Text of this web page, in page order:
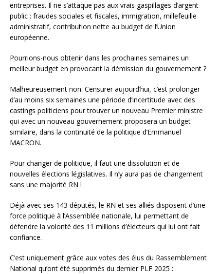
entreprises. Il ne s’attaque pas aux vrais gaspillages d’argent
public : fraudes sociales et fiscales, immigration, millefeuille
administratif, contribution nette au budget de l’Union
européenne.
Pourrions-nous obtenir dans les prochaines semaines un
meilleur budget en provocant la démission du gouvernement ?
Malheureusement non. Censurer aujourd’hui, c’est prolonger
d’au moins six semaines une période d’incertitude avec des
castings politiciens pour trouver un nouveau Premier ministre
qui avec un nouveau gouvernement proposera un budget
similaire, dans la continuité de la politique d’Emmanuel
MACRON.
Pour changer de politique, il faut une dissolution et de
nouvelles élections législatives. Il n’y aura pas de changement
sans une majorité RN !
Déjà avec ses 143 députés, le RN et ses alliés disposent d’une
force politique à l’Assemblée nationale, lui permettant de
défendre la volonté des 11 millions d’électeurs qui lui ont fait
confiance.
C’est uniquement grâce aux votes des élus du Rassemblement
National qu’ont été supprimés du dernier PLF 2025 :